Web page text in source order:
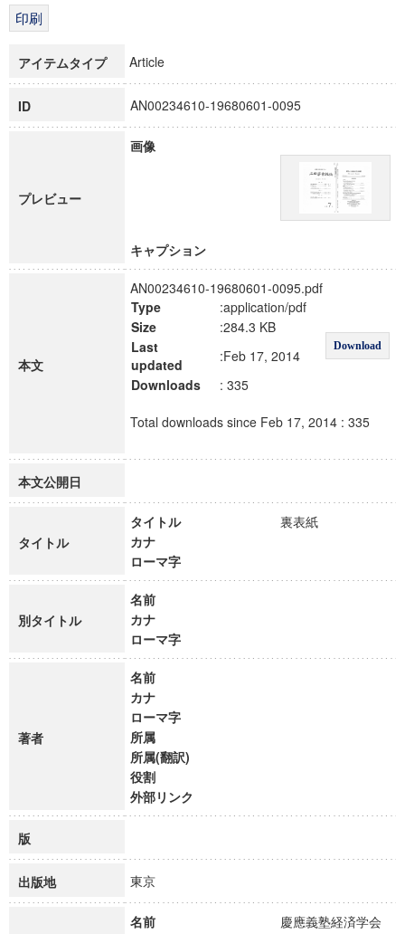
博士課程教育リーディングプログラム「超成熟社会発展のサ
アイテムタイプ Article
ID AN00234610-19680601-0095
プレビュー
画像
キャプション
本文
AN00234610-19680601-0095.pdf
Type
:application/pdf
Download
Size
:284.3 KB
Last
updated
:Feb 17, 2014
Downloads
: 335
Total downloads since Feb 17, 2014 : 335
本文公開日
タイトル
タイトル
裏表紙
カナ
ローマ字
別タイトル
名前
カナ
ローマ字
著者
名前
カナ
ローマ字
所属
所属(翻訳)
役割
外部リンク
版
出版地 東京
名前 慶應義塾経済学会